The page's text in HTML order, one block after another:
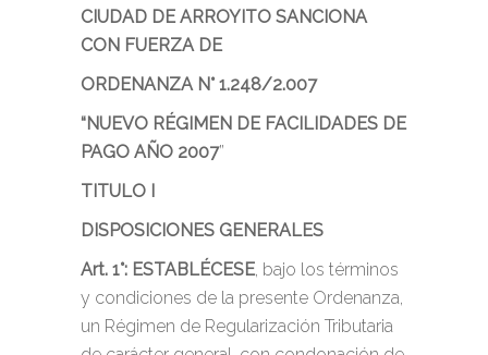
CIUDAD DE ARROYITO SANCIONA
CON FUERZA DE
ORDENANZA N° 1.248/2.007
“NUEVO RÉGIMEN DE FACILIDADES DE
PAGO AÑO 2007”
TITULO I
DISPOSICIONES GENERALES
Art. 1°: ESTABLÉCESE, bajo los términos
y condiciones de la presente Ordenanza,
un Régimen de Regularización Tributaria